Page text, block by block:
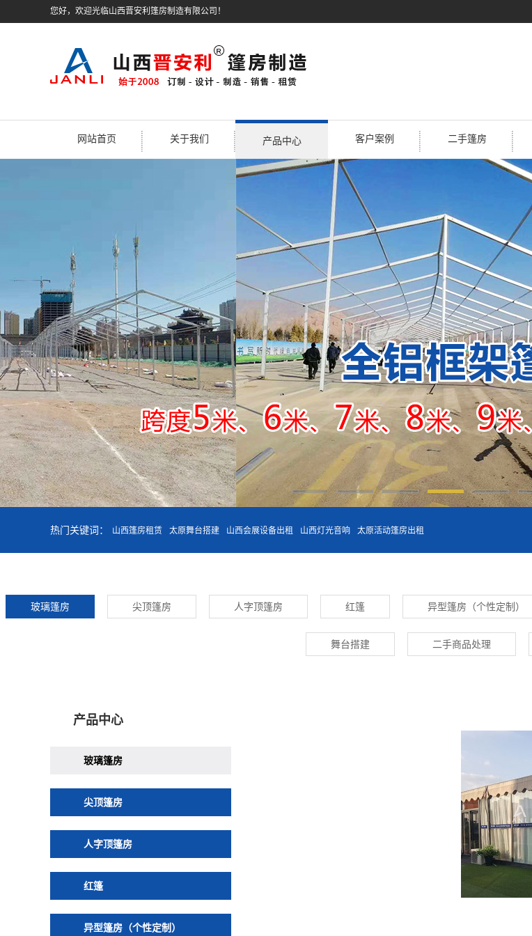
您好，欢迎光临山西晋安利篷房制造有限公司！
网站首页 关于我们 产品中心 客户案例 二手篷房
热门关键词： 山西篷房租赁 太原舞台搭建 山西会展设备出租 山西灯光音响 太原活动篷房出租
玻璃篷房 尖顶篷房 人字顶篷房 红篷 异型篷房（个性定制）
舞台搭建 二手商品处理
产品中心
玻璃篷房
尖顶篷房
人字顶篷房
红篷
异型篷房（个性定制）